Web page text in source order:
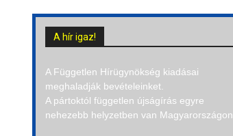
A hír igaz!
A Független Hírügynökség kiadásai
meghaladják bevételeinket.
A pártoktól független újságírás egyre
nehezebb helyzetben van Magyarországon.